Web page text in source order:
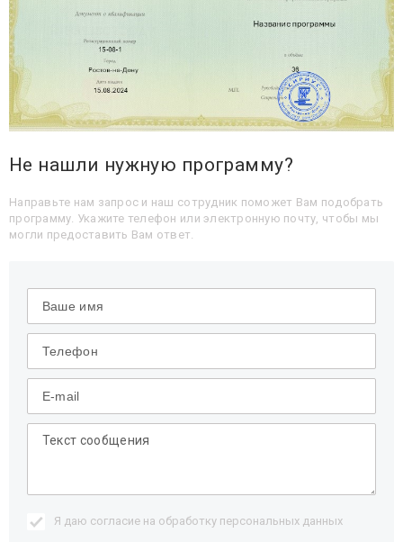
Не нашли нужную программу?
Направьте нам запрос и наш сотрудник поможет Вам подобрать
программу. Укажите телефон или электронную почту, чтобы мы
могли предоставить Вам ответ.
Я даю согласие на обработку персональных данных